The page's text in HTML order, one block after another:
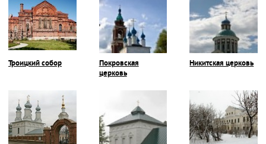
Троицкий собор
Покровская
церковь
Никитская церковь